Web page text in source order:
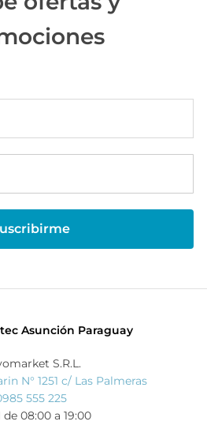
Asunción Paraguay
S.R.L.
N° 1251 c/ Las Palmeras
555 225
de 08:00 a 19:00